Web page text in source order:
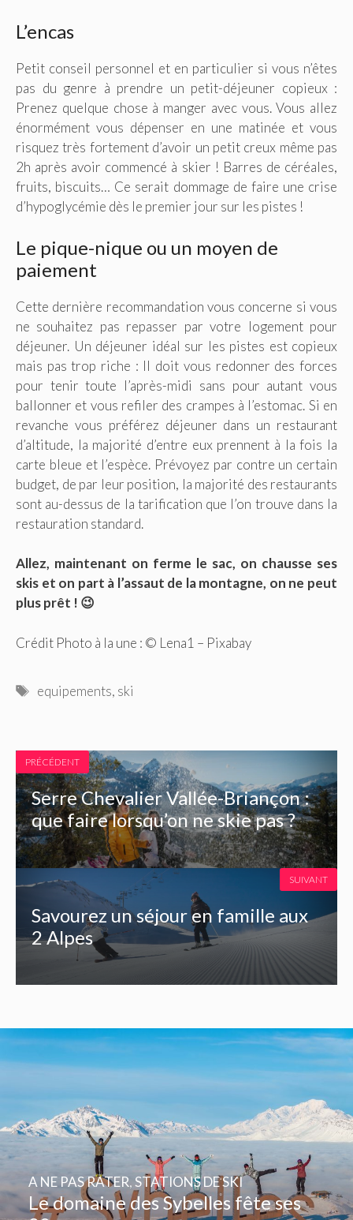
L’encas
Petit conseil personnel et en particulier si vous n’êtes
pas du genre à prendre un petit-déjeuner copieux :
Prenez quelque chose à manger avec vous. Vous allez
énormément vous dépenser en une matinée et vous
risquez très fortement d’avoir un petit creux même pas
2h après avoir commencé à skier ! Barres de céréales,
fruits, biscuits… Ce serait dommage de faire une crise
d’hypoglycémie dès le premier jour sur les pistes !
Le pique-nique ou un moyen de
paiement
Cette dernière recommandation vous concerne si vous
ne souhaitez pas repasser par votre logement pour
déjeuner. Un déjeuner idéal sur les pistes est copieux
mais pas trop riche : Il doit vous redonner des forces
pour tenir toute l’après-midi sans pour autant vous
ballonner et vous refiler des crampes à l’estomac. Si en
revanche vous préférez déjeuner dans un restaurant
d’altitude, la majorité d’entre eux prennent à la fois la
carte bleue et l’espèce. Prévoyez par contre un certain
budget, de par leur position, la majorité des restaurants
sont au-dessus de la tarification que l’on trouve dans la
restauration standard.
Allez, maintenant on ferme le sac, on chausse ses
skis et on part à l’assaut de la montagne, on ne peut
plus prêt ! 😉
Crédit Photo à la une : © Lena1 – Pixabay
Étiquettes
equipements, ski
PRÉCÉDENT
Serre Chevalier Vallée-Briançon :
que faire lorsqu’on ne skie pas ?
Savourez un séjour en famille aux
2 Alpes
SUIVANT
Le domaine des Sybelles fête ses
A NE PAS RATER,STATIONS DE SKI